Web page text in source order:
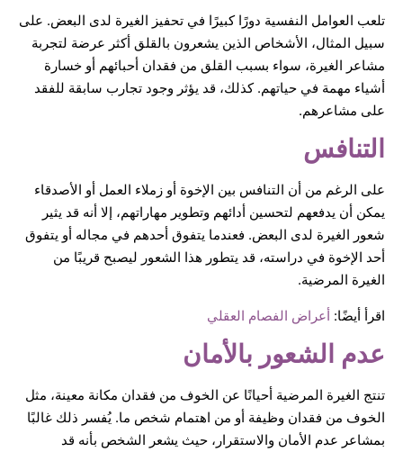
تلعب العوامل النفسية دورًا كبيرًا في تحفيز الغيرة لدى البعض. على
سبيل المثال، الأشخاص الذين يشعرون بالقلق أكثر عرضة لتجربة
مشاعر الغيرة، سواء بسبب القلق من فقدان أحبائهم أو خسارة
أشياء مهمة في حياتهم. كذلك، قد يؤثر وجود تجارب سابقة للفقد
على مشاعرهم.
التنافس
على الرغم من أن التنافس بين الإخوة أو زملاء العمل أو الأصدقاء
يمكن أن يدفعهم لتحسين أدائهم وتطوير مهاراتهم، إلا أنه قد يثير
شعور الغيرة لدى البعض. فعندما يتفوق أحدهم في مجاله أو يتفوق
أحد الإخوة في دراسته، قد يتطور هذا الشعور ليصبح قريبًا من
الغيرة المرضية.
اقرأ أيضًا: أعراض الفصام العقلي
عدم الشعور بالأمان
تنتج الغيرة المرضية أحيانًا عن الخوف من فقدان مكانة معينة، مثل
الخوف من فقدان وظيفة أو من اهتمام شخص ما. يُفسر ذلك غالبًا
بمشاعر عدم الأمان والاستقرار، حيث يشعر الشخص بأنه قد